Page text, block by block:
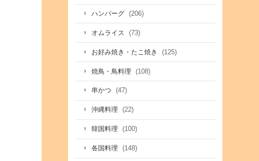
ハンバーグ (206)
オムライス (73)
お好み焼き・たこ焼き (125)
焼鳥・鳥料理 (108)
串かつ (47)
沖縄料理 (22)
韓国料理 (100)
各国料理 (148)